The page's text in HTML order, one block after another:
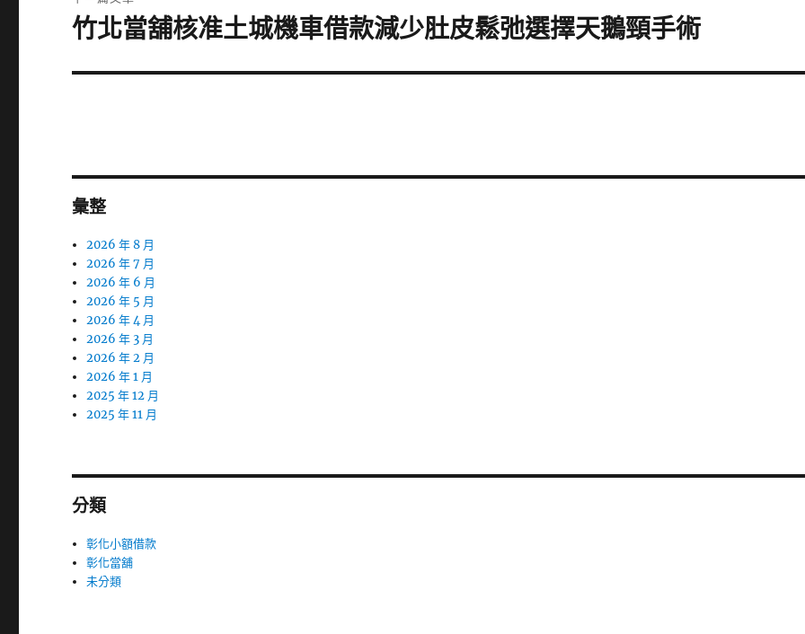
章:
下
篇
竹北當舖核准土城機車借款減少肚皮鬆弛選擇天鵝頸手術
彙整
2026 年 8 月
2026 年 7 月
2026 年 6 月
2026 年 5 月
2026 年 4 月
2026 年 3 月
2026 年 2 月
2026 年 1 月
2025 年 12 月
2025 年 11 月
分類
彰化小額借款
彰化當舖
未分類